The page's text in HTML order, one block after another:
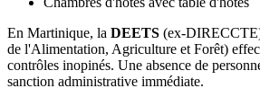
En Martinique, la DEETS (ex-
de l'Alimentation, Agriculture et Forêt)
contrôles inopinés. Une absence de
sanction administrative immédiate.